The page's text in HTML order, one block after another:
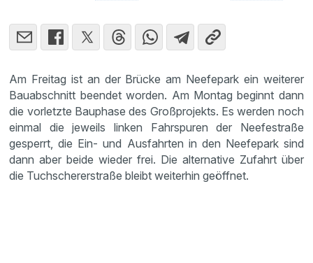
Am Freitag ist an der Brücke am Neefepark ein weiterer
Bauabschnitt beendet worden. Am Montag beginnt dann
die vorletzte Bauphase des Großprojekts. Es werden noch
einmal die jeweils linken Fahrspuren der Neefestraße
gesperrt, die Ein- und Ausfahrten in den Neefepark sind
dann aber beide wieder frei. Die alternative Zufahrt über
die Tuchschererstraße bleibt weiterhin geöffnet.